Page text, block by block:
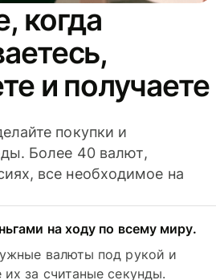
когда
и получаете
покупки и
Более 40 валют,
все необходимое на
на ходу по всему миру.
валюты под рукой и
их за считаные секунды.